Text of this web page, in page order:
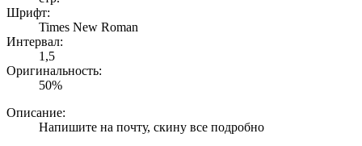
Шрифт:
Times New Roman
Интервал:
1,5
Оригинальность:
50%
Описание:
Напишите на почту, скину все подробно